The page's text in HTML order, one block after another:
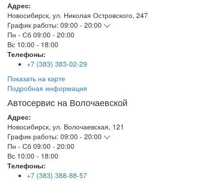
Адрес:
Новосибирск, ул. Николая Островского, 247
График работы: 09:00 - 20:00
Пн - Сб 09:00 - 20:00
Вс 10:00 - 18:00
Телефоны:
+7 (383) 383-02-29
Показать на карте
Подробная информация
Автосервис на Волочаевской
Адрес:
Новосибирск, ул. Волочаевская, 121
График работы: 09:00 - 20:00
Пн - Сб 09:00 - 20:00
Вс 10:00 - 18:00
Телефоны:
+7 (383) 388-88-57